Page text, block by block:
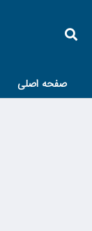
صفحه اصلی